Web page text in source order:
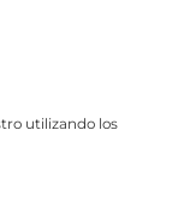
utilizando los